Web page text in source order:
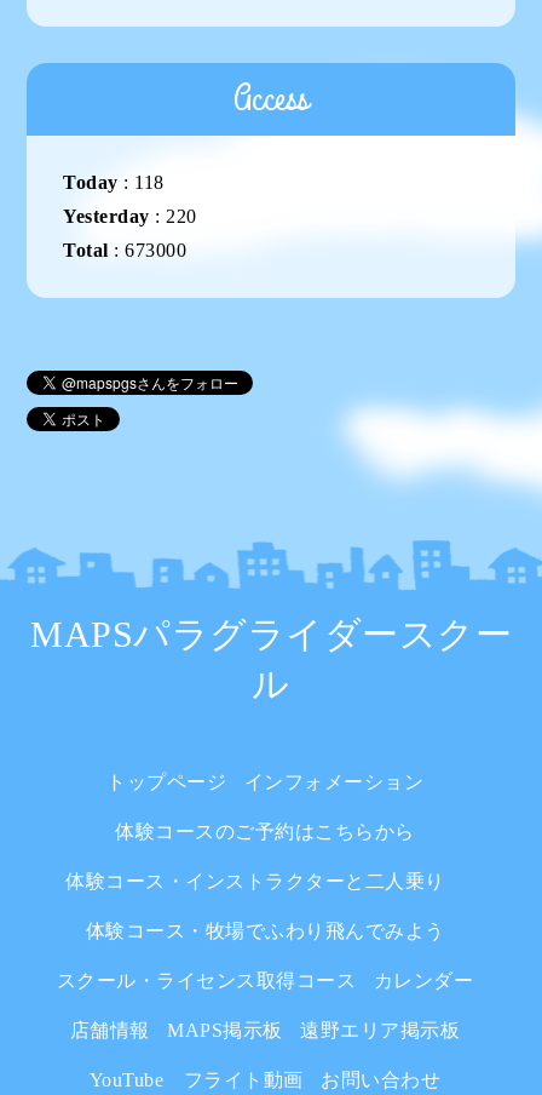
Access
Today : 118
Yesterday : 220
Total :673000
MAPSパラグライダースクー
ル
トップページ インフォメーション
体験コースのご予約はこちらから
体験コース・インストラクターと二人乗り
体験コース・牧場でふわり飛んでみよう
スクール・ライセンス取得コース カレンダー
店舗情報 MAPS掲示板 遠野エリア掲示板
YouTube フライト動画 お問い合わせ